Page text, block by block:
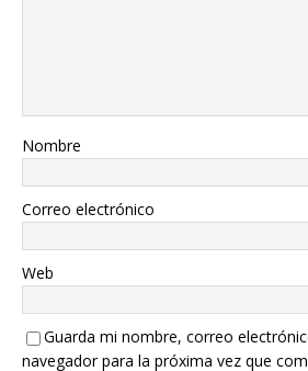
Nombre
Correo electrónico
Web
Guarda mi nombre, correo
navegador para la próxima vez que